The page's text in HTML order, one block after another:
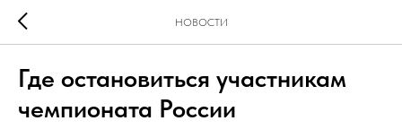
НОВОСТИ
Где остановиться участникам
чемпионата России